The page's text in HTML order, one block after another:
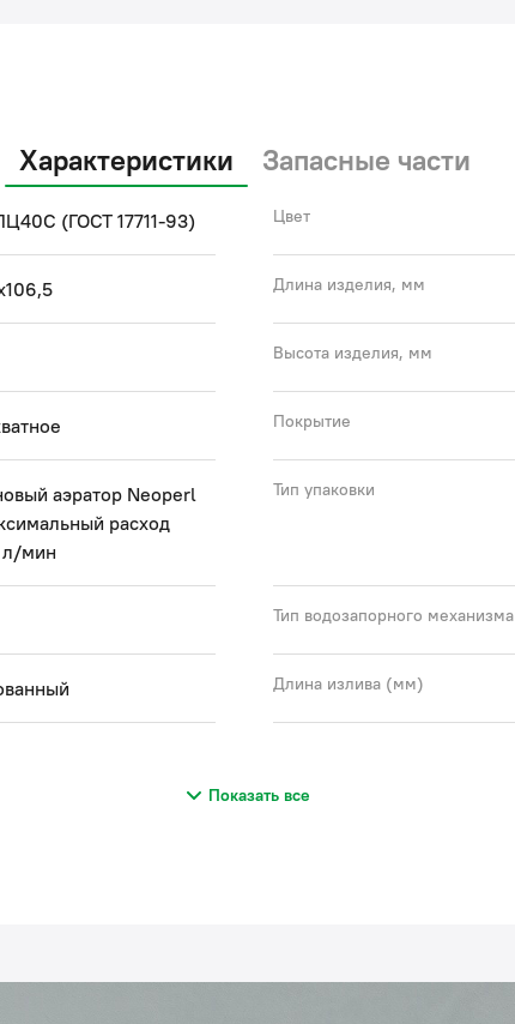
Характеристики Запасные части
(ГОСТ 17711-93) Цвет
Длина изделия, мм
Высота изделия, мм
Покрытие
аэратор Neoperl
расход
л/мин
Тип упаковки
Тип водозапорного механизма
Длина излива (мм)
Показать все